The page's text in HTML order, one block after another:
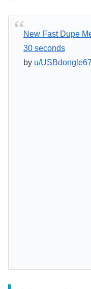
New Fast Dupe
30 seconds
by u/